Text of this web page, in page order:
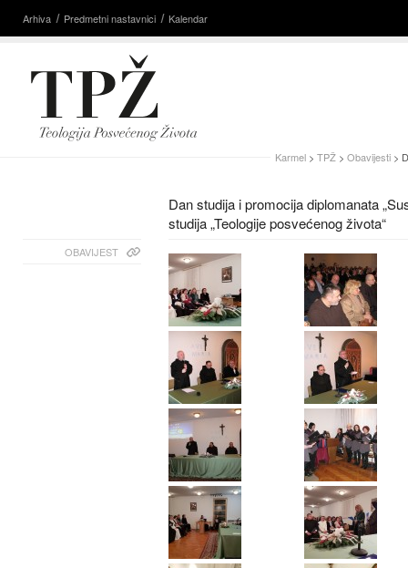
Arhiva Predmetni nastavnici Kalendar
Karmel > TPŽ > Obavijesti >
Dan studija i promocija diplomanata
studija „Teologije posvećenog života“
OBAVIJEST